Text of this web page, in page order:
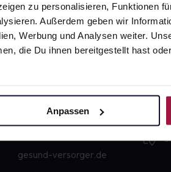
zu personalisieren, Funktionen
Außerdem geben wir
Werbung und Analysen weiter.
die Du ihnen bereitgestellt hast
Anpassen
gesund.de
Über uns
Barrierefreiheitserklärung
gesund-versorger.de